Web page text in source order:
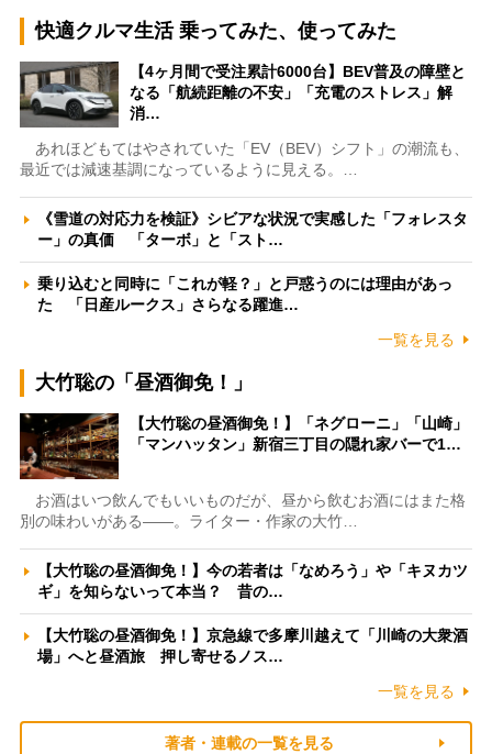
快適クルマ生活 乗ってみた、使ってみた
【4ヶ月間で受注累計6000台】BEV普及の障壁と
なる「航続距離の不安」「充電のストレス」解
消…
あれほどもてはやされていた「EV（BEV）シフト」の潮流も、
最近では減速基調になっているように見える。…
《雪道の対応力を検証》シビアな状況で実感した「フォレスタ
ー」の真価 「ターボ」と「スト…
乗り込むと同時に「これが軽？」と戸惑うのには理由があっ
た 「日産ルークス」さらなる躍進…
一覧を見る
大竹聡の「昼酒御免！」
【大竹聡の昼酒御免！】「ネグローニ」「山崎」
「マンハッタン」新宿三丁目の隠れ家バーで1…
お酒はいつ飲んでもいいものだが、昼から飲むお酒にはまた格
別の味わいがある――。ライター・作家の大竹…
【大竹聡の昼酒御免！】今の若者は「なめろう」や「キヌカツ
ギ」を知らないって本当？ 昔の…
【大竹聡の昼酒御免！】京急線で多摩川越えて「川崎の大衆酒
場」へと昼酒旅 押し寄せるノス…
一覧を見る
著者・連載の一覧を見る